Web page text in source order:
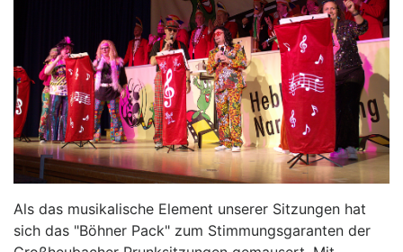
Als das musikalische Element unserer Sitzungen hat
sich das "Böhner Pack" zum Stimmungsgaranten der